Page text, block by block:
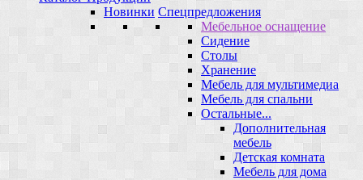
Новинки Спецпредложения
Мебельное оснащение
Сидение
Столы
Хранение
Мебель для мультимедиа
Мебель для спальни
Остальные...
Дополнительная
мебель
Детская комната
Мебель для дома